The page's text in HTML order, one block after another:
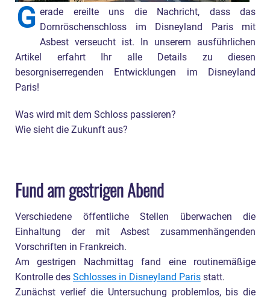
G erade ereilte uns die Nachricht, dass das
Dornröschenschloss im Disneyland Paris mit
Asbest verseucht ist. In unserem ausführlichen
Artikel erfahrt Ihr alle Details zu diesen
besorgniserregenden Entwicklungen im Disneyland
Paris!
Was wird mit dem Schloss passieren?
Wie sieht die Zukunft aus?
Fund am gestrigen Abend
Verschiedene öffentliche Stellen überwachen die
Einhaltung der mit Asbest zusammenhängenden
Vorschriften in Frankreich.
Am gestrigen Nachmittag fand eine routinemäßige
Kontrolle des Schlosses in Disneyland Paris statt.
Zunächst verlief die Untersuchung problemlos, bis die